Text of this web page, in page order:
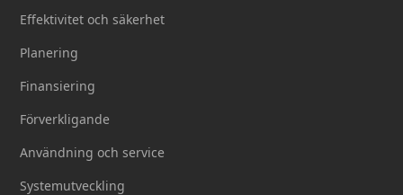
Effektivitet och säkerhet
Planering
Finansiering
Förverkligande
Användning och service
Systemutveckling